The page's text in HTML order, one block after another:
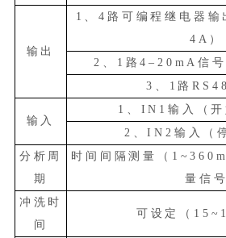
输出
1、4路可编程继电器
4A）
2、1路4–20mA信
3、1路
输入
1、IN1输入（
2、IN2输入（
分析周
期
时间间隔测量（
量信号
冲洗时
间
可设定（